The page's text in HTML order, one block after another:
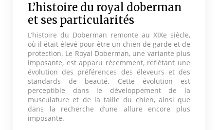
L’histoire du royal doberman
et ses particularités
L’histoire du Doberman remonte au XIXe siècle,
où il était élevé pour être un chien de garde et de
protection. Le Royal Doberman, une variante plus
imposante, est apparu récemment, reflétant une
évolution des préférences des éleveurs et des
standards de beauté. Cette évolution est
perceptible dans le développement de la
musculature et de la taille du chien, ainsi que
dans la recherche d’une allure encore plus
imposante.